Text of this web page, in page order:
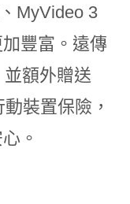
MyVideo 3
豐富。遠傳
額外贈送
裝置保險，
。